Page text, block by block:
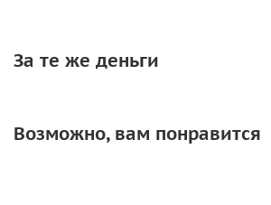
За те же деньги
Возможно, вам понравится